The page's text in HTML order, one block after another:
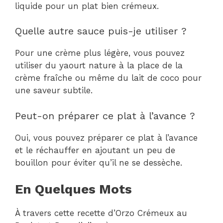
liquide pour un plat bien crémeux.
Quelle autre sauce puis-je utiliser ?
Pour une crème plus légère, vous pouvez
utiliser du yaourt nature à la place de la
crème fraîche ou même du lait de coco pour
une saveur subtile.
Peut-on préparer ce plat à l’avance ?
Oui, vous pouvez préparer ce plat à l’avance
et le réchauffer en ajoutant un peu de
bouillon pour éviter qu’il ne se dessèche.
En Quelques Mots
À travers cette recette d’Orzo Crémeux au